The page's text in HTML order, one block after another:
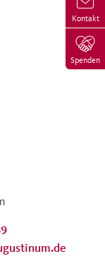
Kontakt
Spenden